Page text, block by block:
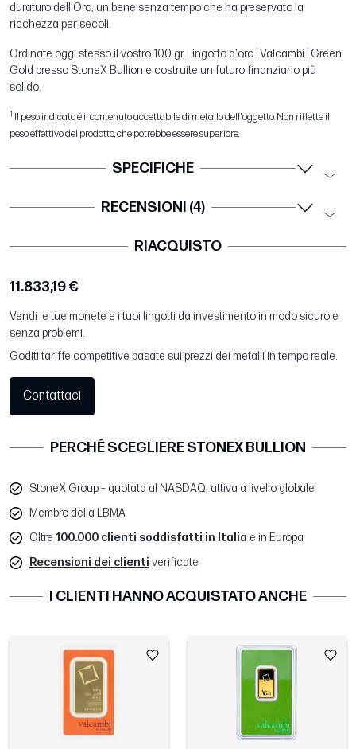
duraturo dell'Oro, un bene senza tempo che ha preservato la
ricchezza per secoli.
Ordinate oggi stesso il vostro 100 gr Lingotto d'oro | Valcambi | Green
Gold presso StoneX Bullion e costruite un futuro finanziario più
solido.
1 Il peso indicato è il contenuto accettabile di metallo dell'oggetto. Non riflette il
peso effettivo del prodotto, che potrebbe essere superiore.
SPECIFICHE
RECENSIONI (4)
RIACQUISTO
11.833,19 €
Vendi le tue monete e i tuoi lingotti da investimento in modo sicuro e
senza problemi.
Goditi tariffe competitive basate sui prezzi dei metalli in tempo reale.
Contattaci
PERCHÉ SCEGLIERE STONEX BULLION
StoneX Group – quotata al NASDAQ, attiva a livello globale
Membro della LBMA
Oltre 100.000 clienti soddisfatti in Italia e in Europa
Recensioni dei clienti verificate
I CLIENTI HANNO ACQUISTATO ANCHE